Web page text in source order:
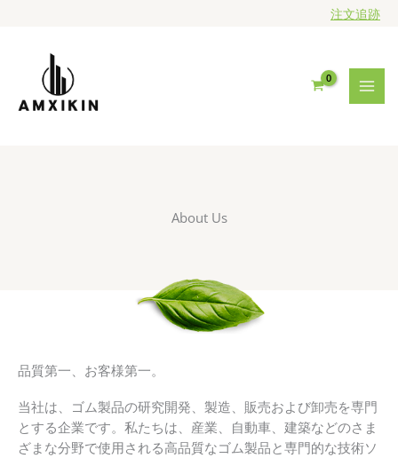
注文追跡
About Us
品質第一、お客様第一。
当社は、ゴム製品の研究開発、製造、販売および卸売を専門
とする企業です。私たちは、産業、自動車、建築などのさま
ざまな分野で使用される高品質なゴム製品と専門的な技術ソ